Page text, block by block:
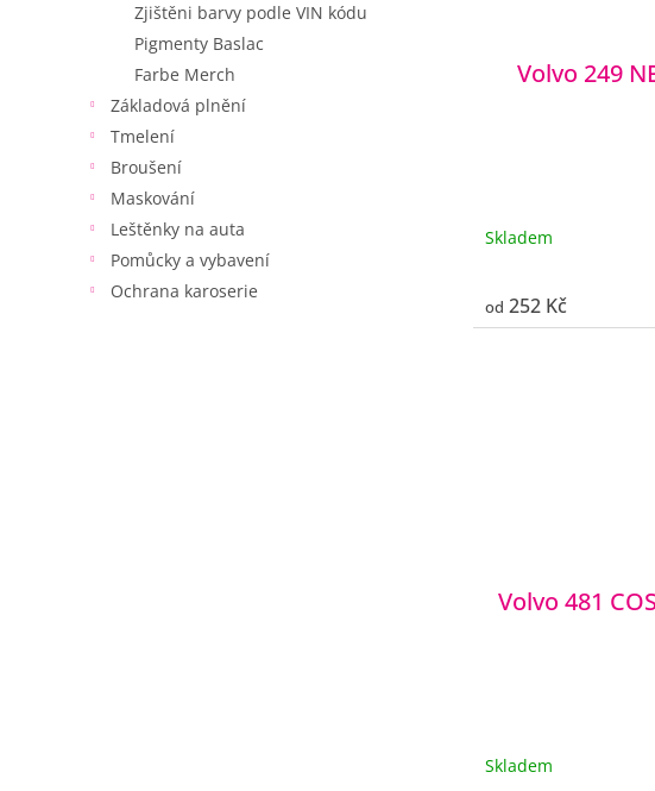
Zjištěni barvy podle VIN kódu
Pigmenty Baslac
Farbe Merch
Základová plnění
Tmelení
Broušení
Maskování
Leštěnky na auta
Pomůcky a vybavení
Ochrana karoserie
Volvo 249
Skladem
od 252 Kč
Volvo 481
Skladem